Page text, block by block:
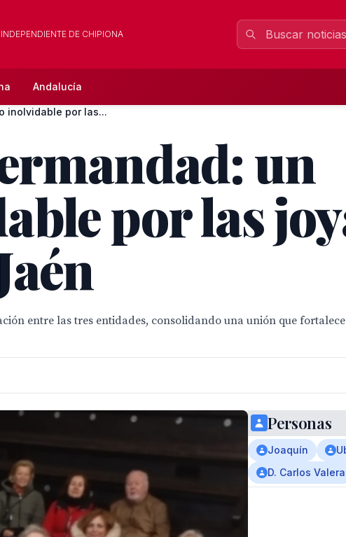
DE CHIPIONA
Andalucía
inolvidable por las...
un
por las
entre las tres entidades, consolidando una unión que
Personas
Joaquín
D. Carlos Valera